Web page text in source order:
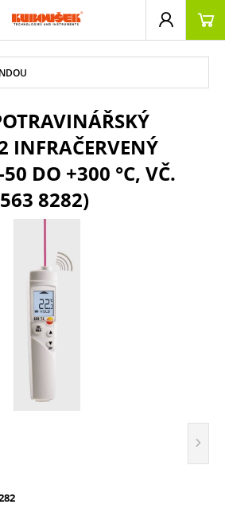
INFRAČERVENÝ
DO +300 °C, VČ.
8282)